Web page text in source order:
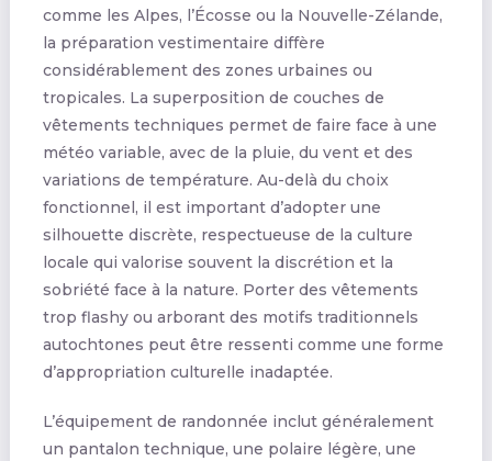
comme les Alpes, l’Écosse ou la Nouvelle-Zélande,
la préparation vestimentaire diffère
considérablement des zones urbaines ou
tropicales. La superposition de couches de
vêtements techniques permet de faire face à une
météo variable, avec de la pluie, du vent et des
variations de température. Au-delà du choix
fonctionnel, il est important d’adopter une
silhouette discrète, respectueuse de la culture
locale qui valorise souvent la discrétion et la
sobriété face à la nature. Porter des vêtements
trop flashy ou arborant des motifs traditionnels
autochtones peut être ressenti comme une forme
d’appropriation culturelle inadaptée.
L’équipement de randonnée inclut généralement
un pantalon technique, une polaire légère, une